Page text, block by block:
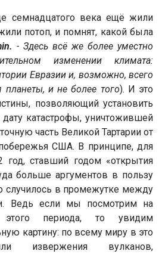
семнадцатого века ещё жили
потоп, и помнят, какой была
- Здесь всё же более уместно
изменении климата:
Евразии и, возможно, всего
планеты, и не более того). И это
позволяющий установить
катастрофы, уничтожившей
часть Великой Тартарии от
США. В принципе, для
год, ставший годом «открытия
больше аргументов в пользу
случилось в промежутке между
Ведь если мы посмотрим на
этого периода, то увидим
картину: по всему миру в это
извержения вулканов,